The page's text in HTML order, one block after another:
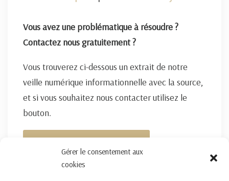
Gérer le consentement aux
cookies
Vous avez une problématique à résoudre ?
Contactez nous gratuitement ?
Vous trouverez ci-dessous un extrait de notre
veille numérique informationnelle avec la source,
et si vous souhaitez nous contacter utilisez le
bouton.